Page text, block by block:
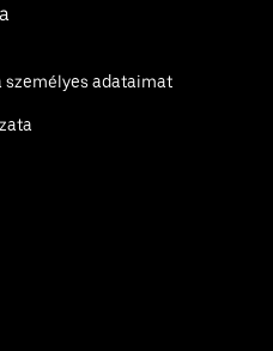
személyes adataimat